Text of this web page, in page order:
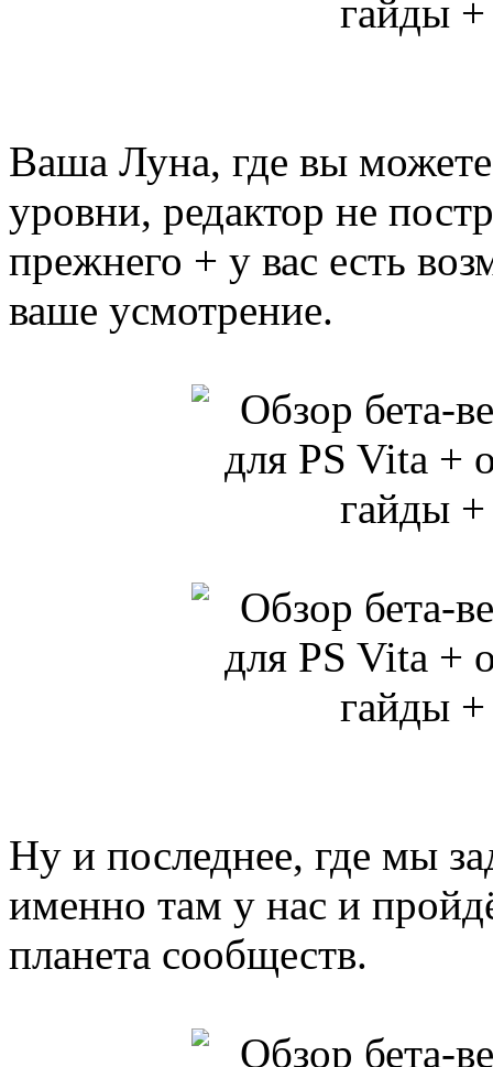
Ваша Луна, где вы
уровни, редактор не
прежнего + у вас есть
ваше усмотрение.
Ну и последнее, где мы
именно там у нас и
планета сообществ.